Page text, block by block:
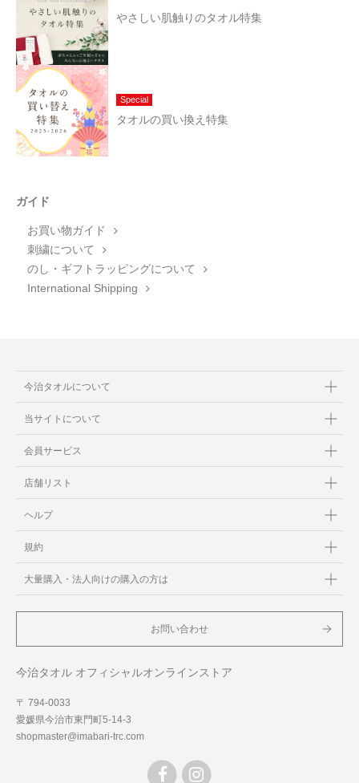
やさしい肌触りのタオル特集
Special
タオルの買い換え特集
ガイド
お買い物ガイド
刺繍について
のし・ギフトラッピングについて
International Shipping
今治タオルについて
当サイトについて
会員サービス
店舗リスト
ヘルプ
規約
大量購入・法人向けの購入の方は
お問い合わせ
今治タオル オフィシャルオンラインストア
〒 794-0033
愛媛県今治市東門町5-14-3
shopmaster@imabari-trc.com